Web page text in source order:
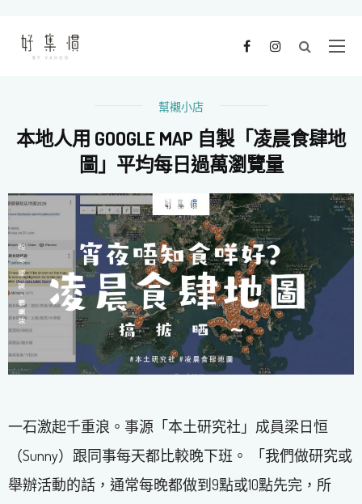
幫襯小店
本地人用 GOOGLE MAP 自製「凌晨食肆地
圖」平均每日過萬瀏覽量
一石激起千重浪。事源「本土研究社」成員梁日恒
（Sunny）跟同事每天都比較晚下班。 「我們做研究或
舉辦活動的話，通常每晚都做到9點或10點先完，所